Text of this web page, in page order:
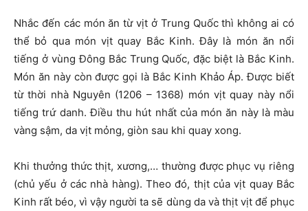
Nhắc đến các món ăn từ vịt ở Trung Quốc thì không ai có
thể bỏ qua món vịt quay Bắc Kinh. Đây là món ăn nổi
tiếng ở vùng Đông Bắc Trung Quốc, đặc biệt là Bắc Kinh.
Món ăn này còn được gọi là Bắc Kinh Khảo Áp. Được biết
từ thời nhà Nguyên (1206 – 1368) món vịt quay này nổi
tiếng trứ danh. Điều thu hút nhất của món ăn này là màu
vàng sậm, da vịt mỏng, giòn sau khi quay xong.
Khi thưởng thức thịt, xương,… thường được phục vụ riêng
(chủ yếu ở các nhà hàng). Theo đó, thịt của vịt quay Bắc
Kinh rất béo, vì vậy người ta sẽ dùng da và thịt vịt để phục